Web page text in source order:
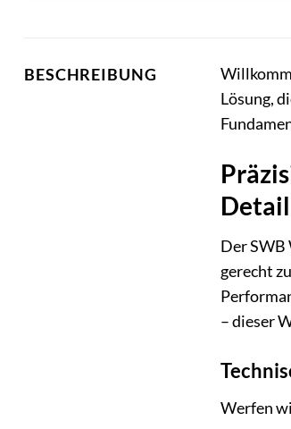
BESCHREIBUNG
Lösung,
Detail
Der SWB
gerecht
– dieser
Werfen